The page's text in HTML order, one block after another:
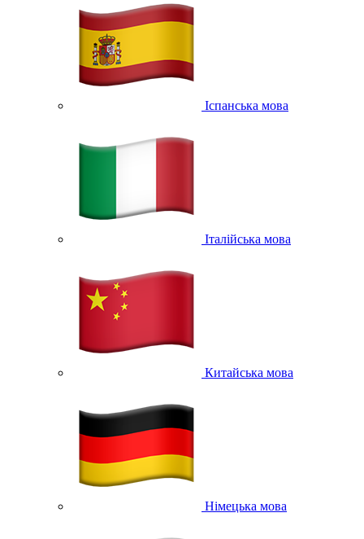
Іспанська мова
Італійська мова
Китайська мова
Німецька мова